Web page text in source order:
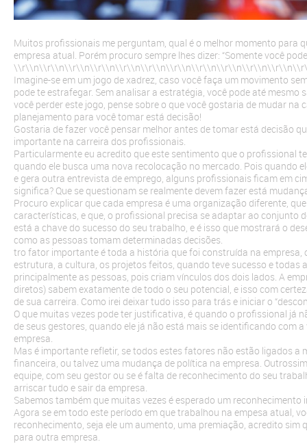
Muitos profissionais me perguntam, qual é o melhor momento para
empresa atual. Porém procuro sempre lhes dizer: “Somente você
\\r\\n
Imagine-se em um jogo de xadrez, caso você faça um movimento
pode te estrafegar. Sem analisar a estratégia, você pode até mesmo
você perder este jogo, pense sobre o que você gostaria de mudar na
planejamento para você tomar está decisão!
\\r\\n
Gostaria de fazer você pensar melhor antes de tomar está decisão
importante na carreira dos profissionais.
\\r\\n
Particularmente eu acredito que este sentimento que o profissional
quando ele busca uma nova recolocação no mercado. Pois quando
e gera outra entrevista de emprego, alguns profissionais ficam em
significa? Que se questionam se realmente devem fazer está
\\r\\n
Procuro explicar que cada empresa é uma organização diferente,
características, e que, o profissional precisa se adaptar ao conjunto
está a chave do sucesso do seu trabalho, e é isso que mostrará o
como as pessoas tomam determinadas decisões.
\\r\\n
tro fator importante é toda a história que foi construída na empresa,
estrutura, a cultura, os projetos feitos, quando teve sucesso e todas
principalmente as pessoas, pois criam vínculos dos dois lados. A
diretos) sabem exatamente de todo o seu potencial, e isso com
de sua carreira. Como irei deixar tudo isso para trás e iniciar o
\\r\\n
O que muitas vezes pode ter justificativa, é quando o profissional já
de seus gestores, quando ele já não está mais se identificando com
empresa.
\\r\\n
Mas é importante refletir, se todos estes fatores não estão ligados a
financeira, ou talvez uma mudança de política na empresa.
equipe, com seu gestor ou se é falta de reconhecimento do seu
arriscar tudo e sair da empresa.
\\r\\n
Sabemos também que muitas vezes é esperado um
Agora se em todo este período em que trabalhou na empesa atual,
reconhecimento, seja ele um aumento, uma premiação, acredito sim
para outra empresa.
\\r\\n\\r\\n\\r\\n